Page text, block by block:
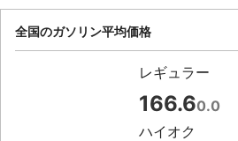
全国のガソリン平均価格
レギュラー
166.60.0
ハイオク